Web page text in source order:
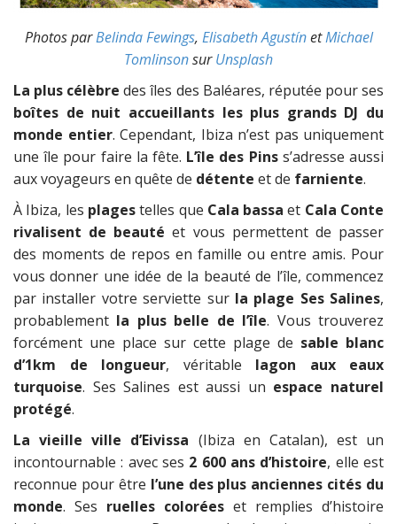
Photos parBelinda Fewings, Elisabeth AgustínetMichael
TomlinsonsurUnsplash
La plus célèbre des îles des Baléares, réputée pour ses
boîtes de nuit accueillants les plus grands DJ du
monde entier. Cependant, Ibiza n’est pas uniquement
une île pour faire la fête. L’île des Pinss’adresse aussi
aux voyageurs en quête de détente et de farniente.
À Ibiza, les plagestelles que Cala bassa et Cala Conte
rivalisent de beauté et vous permettent de passer
des moments de repos en famille ou entre amis. Pour
vous donner une idée de la beauté de l’île, commencez
par installer votre serviette sur la plage Ses Salines,
probablement la plus belle de l’île. Vous trouverez
forcément une place sur cette plage de sable blanc
d’1km de longueur, véritable lagon aux eaux
turquoise. Ses Salines est aussi un espace naturel
protégé.
La vieille ville d’Eivissa (Ibiza en Catalan), est un
incontournable : avec ses 2 600 ans d’histoire, elle est
reconnue pour être l’une des plus anciennes cités du
monde. Ses ruelles colorées et remplies d’histoire